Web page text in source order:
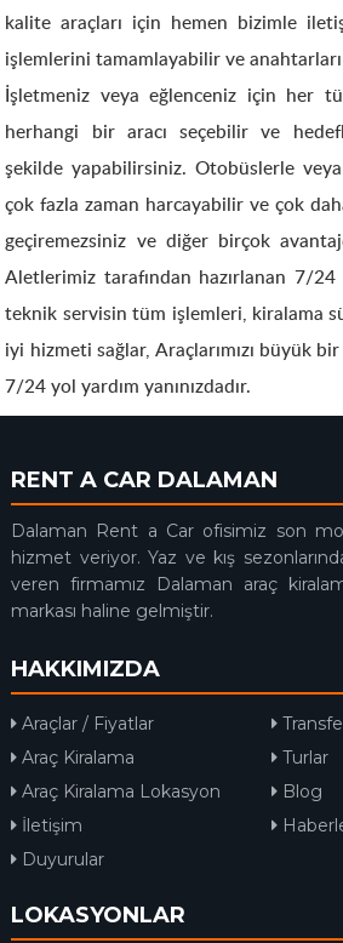
kalite araçları için hemen bizimle
işlemlerini tamamlayabilir ve
İşletmeniz veya eğlenceniz için her
herhangi bir aracı seçebilir ve
şekilde yapabilirsiniz. Otobüslerle
çok fazla zaman harcayabilir ve çok
geçiremezsiniz ve diğer birçok
Aletlerimiz tarafından hazırlanan 7/24
teknik servisin tüm işlemleri, kiralama
iyi hizmeti sağlar, Araçlarımızı büyük
7/24 yol yardım yanınızdadır.
RENT A CAR DALAMAN
Dalaman Rent a Car ofisimiz son
hizmet veriyor. Yaz ve kış
veren firmamız Dalaman araç
markası haline gelmiştir.
HAKKIMIZDA
Araçlar / Fiyatlar
Araç Kiralama
Turlar
Araç Kiralama Lokasyon
Blog
İletişim
Duyurular
LOKASYONLAR